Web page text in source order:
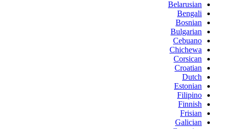
Belarusian
Bengali
Bosnian
Bulgarian
Cebuano
Chichewa
Corsican
Croatian
Dutch
Estonian
Filipino
Finnish
Frisian
Galician